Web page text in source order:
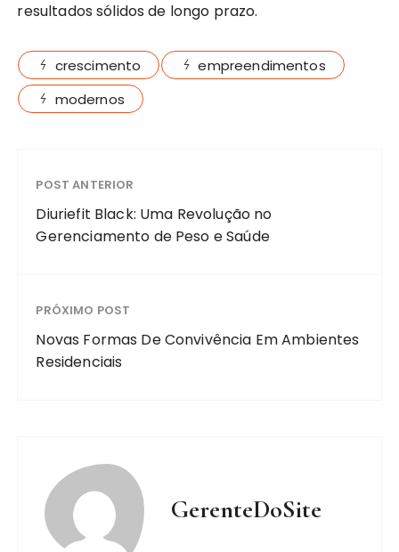
resultados sólidos de longo prazo.
crescimento
empreendimentos
modernos
POST ANTERIOR
Diuriefit Black: Uma Revolução no
Gerenciamento de Peso e Saúde
PRÓXIMO POST
Novas Formas De Convivência Em Ambientes
Residenciais
GerenteDoSite